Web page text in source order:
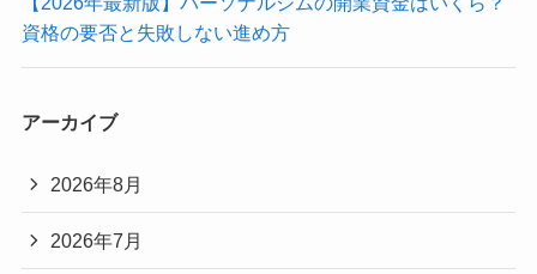
資格の要否と失敗しない進め方
アーカイブ
2026年8月
2026年7月